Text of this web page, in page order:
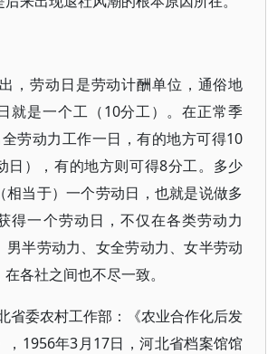
，劳动日是劳动计酬单位，通俗地
就是一个工（10分工）。在正常季
劳动力工作一日，有的地方可得10
日），有的地方则可得8分工。多少
相当于）一个劳动日，也就是说做多
得一个劳动日，不仅在各类劳动力
男半劳动力、女全劳动力、女半劳动
各社之间也不尽一致。
委农村工作部：《农业合作化后发
，1956年3月17日，河北省档案馆馆